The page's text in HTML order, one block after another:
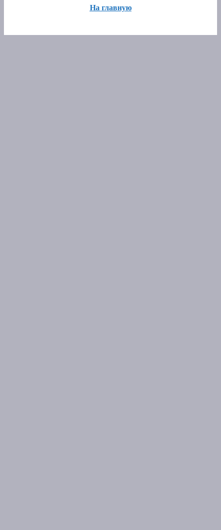
На главную